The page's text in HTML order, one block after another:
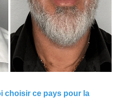
choisir ce pays pour la